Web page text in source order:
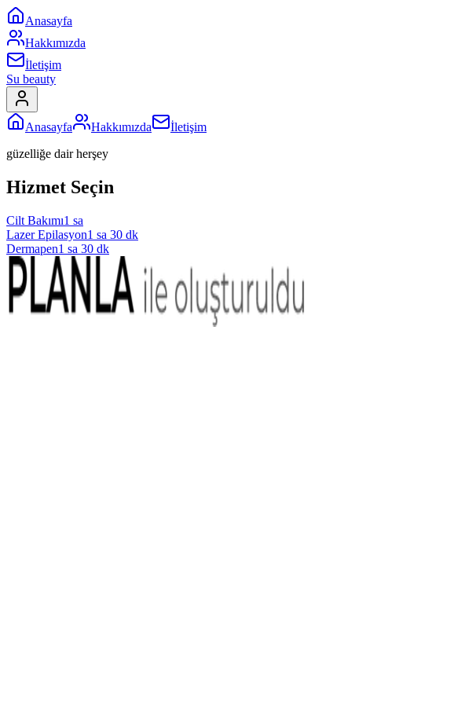
Anasayfa
Hakkımızda
İletişim
Su beauty
Anasayfa Hakkımızda
İletişim
güzelliğe dair herşey
Hizmet Seçin
Cilt Bakımı1 sa
Lazer Epilasyon1 sa 30 dk
Dermapen1 sa 30 dk